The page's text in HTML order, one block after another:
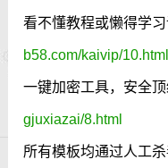
看不懂教程或懒得学习
b58.com/kaivip/10.html
一键加密工具，安全顶
gjuxiazai/8.html
所有模板均通过人工